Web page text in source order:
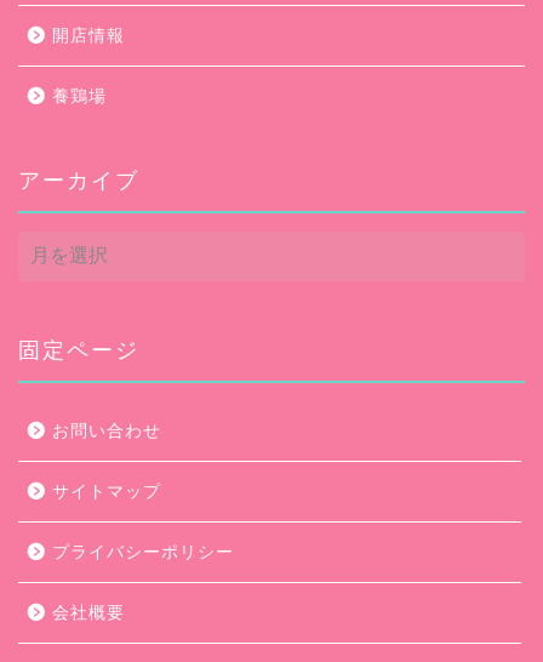
開店情報
養鶏場
アーカイブ
ア
ー
ブ
固定ページ
お問い合わせ
サイトマップ
プライバシーポリシー
会社概要